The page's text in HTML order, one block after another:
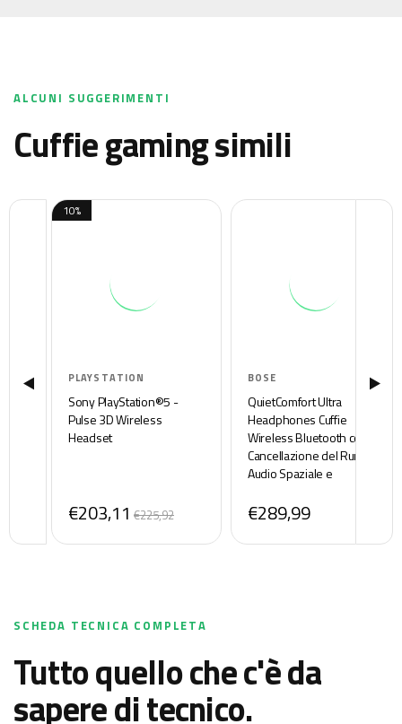
ALCUNI SUGGERIMENTI
cuffie gaming simili
PLAYSTATION
Sony PlayStation®5 -
Pulse 3D Wireless
Headset
€203,11 €225,92
10%
BOSE
QuietComfort Ultra
Headphones Cuffie
Wireless Bluetooth con
Cancellazione del Rumore,
Audio Spaziale e
ear con Durata della
Batteria Fino a 24 ore,
Nero
€289,99
SCHEDA TECNICA COMPLETA
Tutto quello che c'è da
sapere di tecnico.